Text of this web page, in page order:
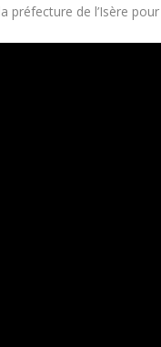
préfecture de l’Isère